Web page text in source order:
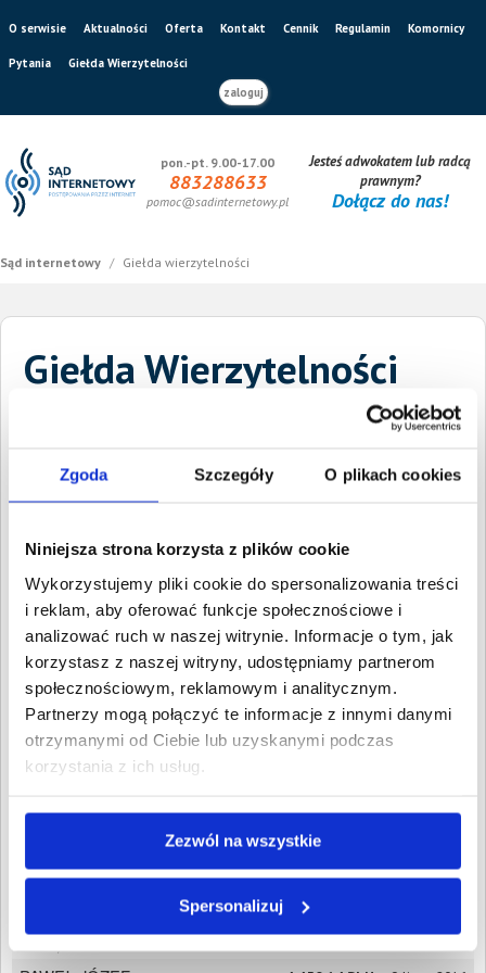
Zgoda Szczegóły O plikach cookies
Niniejsza strona korzysta z plików cookie
Wykorzystujemy pliki cookie do spersonalizowania treści
i reklam, aby oferować funkcje społecznościowe i
analizować ruch w naszej witrynie. Informacje o tym, jak
korzystasz z naszej witryny, udostępniamy partnerom
społecznościowym, reklamowym i analitycznym.
Partnerzy mogą połączyć te informacje z innymi danymi
otrzymanymi od Ciebie lub uzyskanymi podczas
korzystania z ich usług.
Zezwól na wszystkie
Spersonalizuj
O serwisie Aktualności Oferta Kontakt Cennik Regulamin Komornicy
Pytania
Giełda Wierzytelności
zaloguj
pon.-pt. 9.00-17.00
883288633
pomoc@sadinternetowy.pl
Jesteś adwokatem lub radcą
prawnym?
Dołącz do nas!
Sąd internetowy / Giełda wierzytelności
Giełda Wierzytelności
Wpisz NIP, REGON, KRS, miejscowość, nazwę
Wysokość długu
Wyczyść
Znalezione:4, Łączna wartość:70 684,94 PLN
Dłużnicy Wartość długu
Data
publikacji
"TENCZYNEK
DYSTRYBUCJA"
SPÓŁKA AKCYJNA
Lublin, Lubelskie
23 850,60 PLN
14 grudnia
2025
TENCZYNEK ŚWIEŻE
ODPOWIEDZIALNOŚCIĄ
13 658,60 PLN
6